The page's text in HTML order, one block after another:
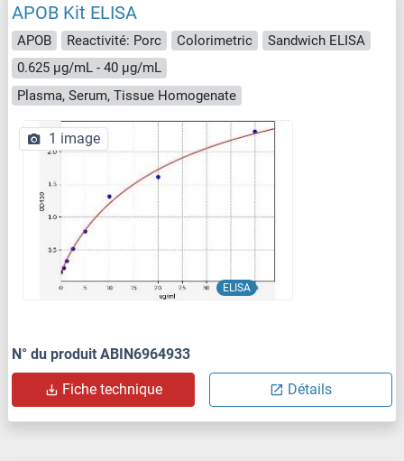
APOB Kit ELISA
APOB Reactivité: Porc Colorimetric
Sandwich ELISA
0.625 μg/mL - 40 μg/mL
Plasma, Serum, Tissue Homogenate
ELISA
1 image
N° du produit ABIN6964933
Fiche technique Détails